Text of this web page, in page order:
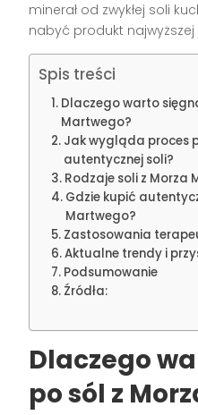
minerał od zwykłej soli
nabyć produkt najwyższej
Spis treści
Dlaczego warto
Martwego?
Jak wygląda proces
autentycznej soli?
Rodzaje soli z Morza
Gdzie kupić
Martwego?
Zastosowania
Aktualne trendy i
Podsumowanie
Źródła:
Dlaczego
po sól z